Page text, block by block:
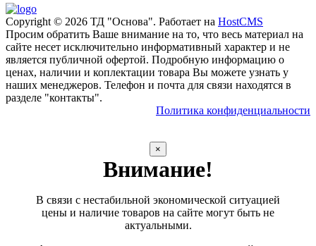
Copyright © 2026 ТД "Основа". Работает на HostCMS
Просим обратить Ваше внимание на то, что весь материал на
сайте несет исключительно информативный характер и не
является публичной офертой. Подробную информацию о
ценах, наличии и коплектации товара Вы можете узнать у
наших менеджеров. Телефон и почта для связи находятся в
разделе "контакты".
Политика конфиденциальности
×
Внимание!
В связи с нестабильной экономической ситуацией
цены и наличие товаров на сайте могут быть не
актуальными.